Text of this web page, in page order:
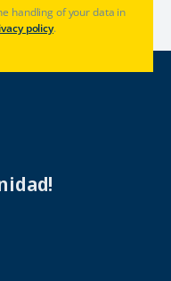
handling of your data in
policy.